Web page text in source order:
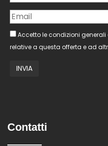
Accetto le condizioni generali
relative a questa offerta e ad
Contatti